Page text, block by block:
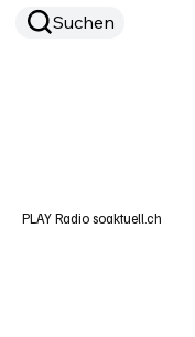
Suchen
PLAY Radio soaktuell.ch